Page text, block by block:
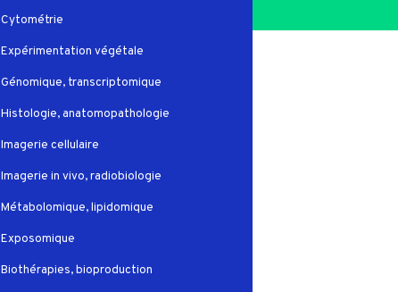
Cytométrie
Expérimentation végétale
Génomique, transcriptomique
Histologie, anatomopathologie
Imagerie cellulaire
Imagerie in vivo, radiobiologie
Métabolomique, lipidomique
Exposomique
Biothérapies, bioproduction